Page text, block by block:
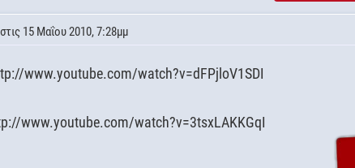
στις 15 Μαΐου 2010, 7:28μμ
www.youtube.com/watch?v=dFPjloV1SDI
www.youtube.com/watch?v=3tsxLAKKGqI